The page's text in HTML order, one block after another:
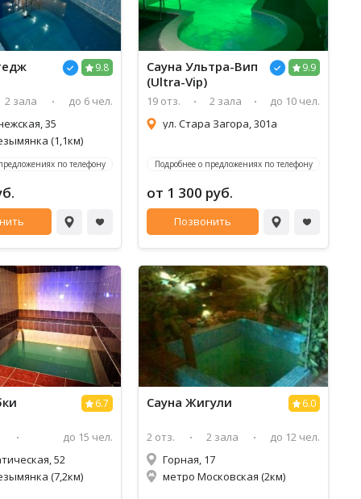
9.8
2 зала
до 6 чел.
35
(1,1км)
по телефону
9.9
Сауна Ультра-Вип
(Ultra-Vip)
19 отз. 2 зала
до 10 чел.
ул. Стара Загора, 301а
Подробнее о предложениях по телефону
от 1 300 руб.
Позвонить
6.7
до 15 чел.
52
(7,2км)
6.0
Сауна Жигули
2 отз. 2 зала
до 12 чел.
Горная, 17
метро Московская (2км)